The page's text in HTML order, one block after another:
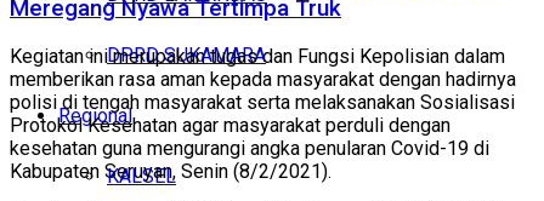
DPRD SUKAMARA
Regional
KALSEL
Meregang Nyawa Tertimpa Truk
Kegiatan ini merupakan tugas dan Fungsi Kepolisian dalam
memberikan rasa aman kepada masyarakat dengan hadirnya
polisi di tengah masyarakat serta melaksanakan Sosialisasi
Protokol Kesehatan agar masyarakat perduli dengan
kesehatan guna mengurangi angka penularan Covid-19 di
Kabupaten Seruyan, Senin (8/2/2021).